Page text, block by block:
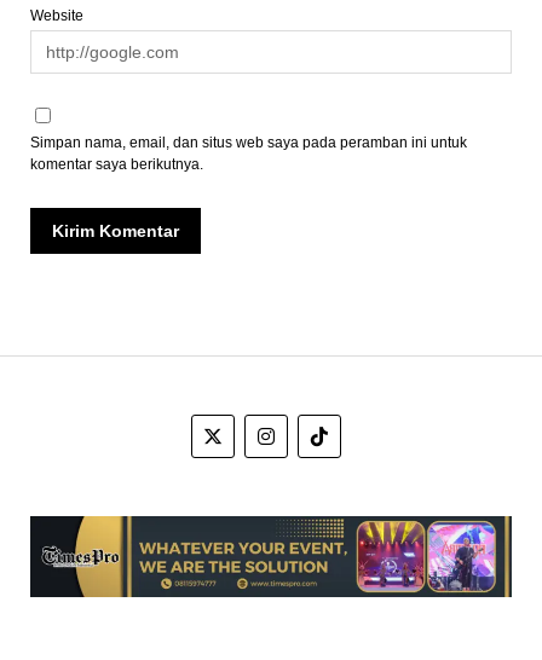
Website
Simpan nama, email, dan situs web saya pada peramban ini untuk
komentar saya berikutnya.